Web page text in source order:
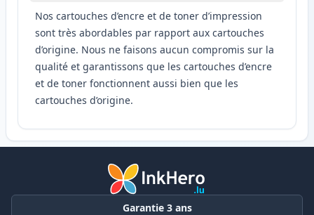
Nos cartouches d’encre et de toner d’impression
sont très abordables par rapport aux cartouches
d’origine. Nous ne faisons aucun compromis sur la
qualité et garantissons que les cartouches d’encre
et de toner fonctionnent aussi bien que les
cartouches d’origine.
Garantie 3 ans